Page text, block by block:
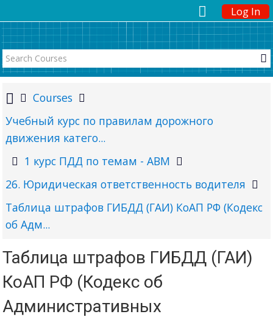
Log In
Courses
Учебный курс по правилам дорожного
движения катего...
1 курс ПДД по темам - ABM
26. Юридическая ответственность водителя
Таблица штрафов ГИБДД (ГАИ) КоАП РФ (Кодекс
об Адм...
Таблица штрафов ГИБДД (ГАИ)
КоАП РФ (Кодекс об
Административных